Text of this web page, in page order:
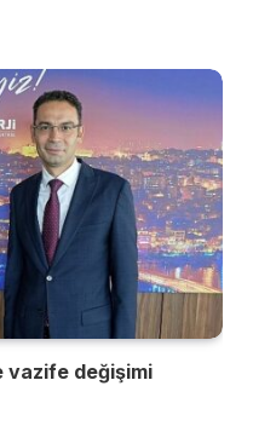
vazife değişimi